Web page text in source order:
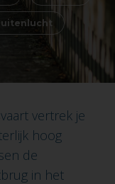
vertrek je
hoog
de
in het